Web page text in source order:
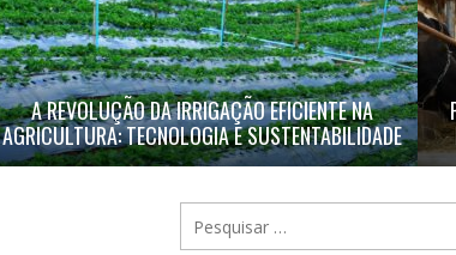
A REVOLUÇÃO DA IRRIGAÇÃO EFICIENTE NA
AGRICULTURA: TECNOLOGIA E SUSTENTABILIDADE